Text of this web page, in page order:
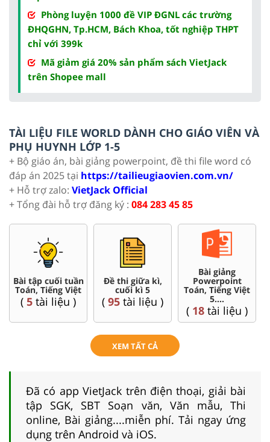
Phòng luyện 1000 đề VIP ĐGNL các trường
ĐHQGHN, Tp.HCM, Bách Khoa, tốt nghiệp THPT
chỉ với 399k
Mã giảm giá 20% sản phẩm sách VietJack
trên Shopee mall
TÀI LIỆU FILE WORLD DÀNH CHO GIÁO VIÊN VÀ
PHỤ HUYNH LỚP 1-5
+ Bộ giáo án, bài giảng powerpoint, đề thi file word có
đáp án 2025 tại https://tailieugiaovien.com.vn/
+ Hỗ trợ zalo: VietJack Official
+ Tổng đài hỗ trợ đăng ký : 084 283 45 85
Bài tập cuối tuần
Toán, Tiếng Việt
( 5 tài liệu )
Đề thi giữa kì,
cuối kì 5
( 95 tài liệu )
Bài giảng
Powerpoint
Toán, Tiếng Việt
5....
( 18 tài liệu )
XEM TẤT CẢ
Đã có app VietJack trên điện thoại, giải bài
tập SGK, SBT Soạn văn, Văn mẫu, Thi
online, Bài giảng....miễn phí. Tải ngay ứng
dụng trên Android và iOS.